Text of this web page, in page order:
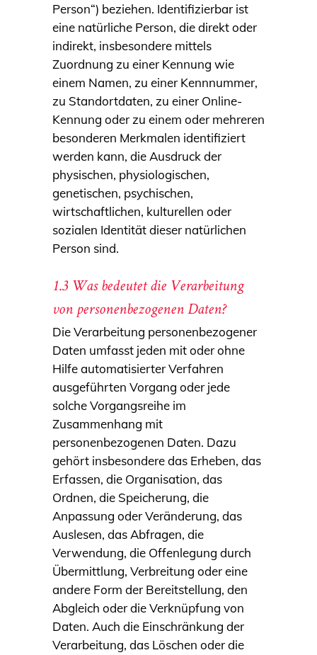
Person“) beziehen. Identifizierbar ist
eine natürliche Person, die direkt oder
indirekt, insbesondere mittels
Zuordnung zu einer Kennung wie
einem Namen, zu einer Kennnummer,
zu Standortdaten, zu einer Online-
Kennung oder zu einem oder mehreren
besonderen Merkmalen identifiziert
werden kann, die Ausdruck der
physischen, physiologischen,
genetischen, psychischen,
wirtschaftlichen, kulturellen oder
sozialen Identität dieser natürlichen
Person sind.
1.3 Was bedeutet die Verarbeitung
von personenbezogenen Daten?
Die Verarbeitung personenbezogener
Daten umfasst jeden mit oder ohne
Hilfe automatisierter Verfahren
ausgeführten Vorgang oder jede
solche Vorgangsreihe im
Zusammenhang mit
personenbezogenen Daten. Dazu
gehört insbesondere das Erheben, das
Erfassen, die Organisation, das
Ordnen, die Speicherung, die
Anpassung oder Veränderung, das
Auslesen, das Abfragen, die
Verwendung, die Offenlegung durch
Übermittlung, Verbreitung oder eine
andere Form der Bereitstellung, den
Abgleich oder die Verknüpfung von
Daten. Auch die Einschränkung der
Verarbeitung, das Löschen oder die